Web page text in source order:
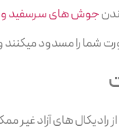
جوش های سرسفید و
شما را مسدود
رادیکال های آزاد غیر